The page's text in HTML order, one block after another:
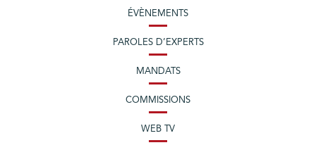
ÉVÈNEMENTS
PAROLES D’EXPERTS
MANDATS
COMMISSIONS
WEB TV